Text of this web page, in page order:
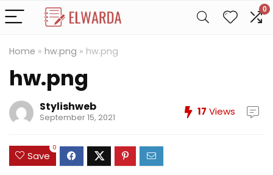
0
Home » hw.png » hw.png
hw.png
Stylishweb
September 15, 2021 17 Views
Save
0